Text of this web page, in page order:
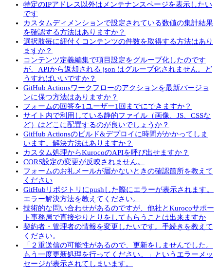
特定のIPアドレス以外はメンテナンスページを表示したい
です
カスタムディメンションで設定されている数値の集計結果
を確認する方法はありますか？
選択肢毎に紐付くコンテンツの件数を取得する方法はあり
ますか？
コンテンツ定義編集で項目設定をグループ化したのです
が、APIから返却される json はグループ化されません。ど
うすればいいですか？
GitHub Actionsワークフローのアクションを最新バージョ
ンに保つ方法はありますか？
フォームの回答を1ユーザー1回までにできますか？
サイト内で利用している静的ファイル（画像、JS、CSSな
ど）はどこに配置するのが良いでしょうか？
GitHub Actionsのビルド&デプロイに時間がかかってしま
います。解決方法はありますか？
カスタム処理からKurocoのAPIを呼び出せますか？
CORS設定の変更が反映されません。
フォームのお礼メールが届かないときの確認箇所を教えて
ください
GitHubリポジトリにpushした際にエラーが表示されます。
エラー解決方法を教えてください。
技術的な問い合わせがあるのですが、他社とKurocoサポー
ト事務局で直接やりとりをしてもらうことは出来ますか
契約者・管理者の情報を変更したいです。手続きを教えて
ください。
「２重送信の可能性があるので、更新をしませんでした。
もう一度更新処理を行ってください。」というエラーメッ
セージが表示されてしまいます。